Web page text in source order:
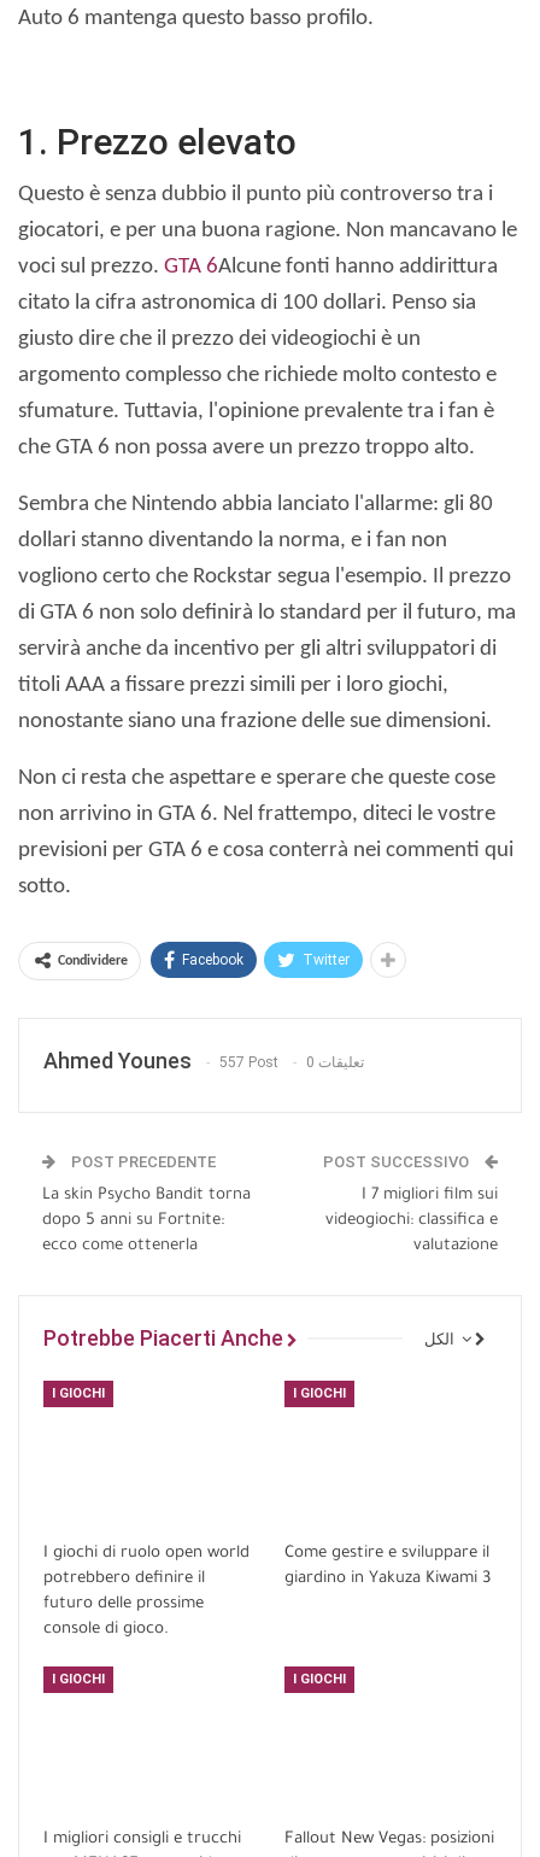
Auto 6 mantenga questo basso profilo.
1. Prezzo elevato
Questo è senza dubbio il punto più controverso tra i
giocatori, e per una buona ragione. Non mancavano le
voci sul prezzo. GTA 6Alcune fonti hanno addirittura
citato la cifra astronomica di 100 dollari. Penso sia
giusto dire che il prezzo dei videogiochi è un
argomento complesso che richiede molto contesto e
sfumature. Tuttavia, l'opinione prevalente tra i fan è
che GTA 6 non possa avere un prezzo troppo alto.
Sembra che Nintendo abbia lanciato l'allarme: gli 80
dollari stanno diventando la norma, e i fan non
vogliono certo che Rockstar segua l'esempio. Il prezzo
di GTA 6 non solo definirà lo standard per il futuro, ma
servirà anche da incentivo per gli altri sviluppatori di
titoli AAA a fissare prezzi simili per i loro giochi,
nonostante siano una frazione delle sue dimensioni.
Non ci resta che aspettare e sperare che queste cose
non arrivino in GTA 6. Nel frattempo, diteci le vostre
previsioni per GTA 6 e cosa conterrà nei commenti qui
sotto.
Condividere Facebook Twitter
Ahmed Younes 557 Post 0 تعليقات
POST PRECEDENTE
La skin Psycho Bandit torna
dopo 5 anni su Fortnite:
ecco come ottenerla
POST SUCCESSIVO
I 7 migliori film sui
videogiochi: classifica e
valutazione
Potrebbe Piacerti Anche
I GIOCHI
I giochi di ruolo open world
potrebbero definire il
futuro delle prossime
console di gioco.
I GIOCHI
Come gestire e sviluppare il
giardino in Yakuza Kiwami 3
I GIOCHI
I migliori consigli e trucchi
I GIOCHI
Fallout New Vegas: posizioni